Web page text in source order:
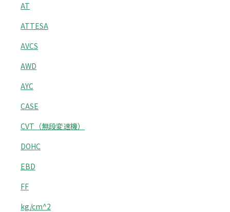
AT
ATTESA
AVCS
AWD
AYC
CASE
CVT（無段変速機）
DOHC
EBD
FF
kg/cm^2